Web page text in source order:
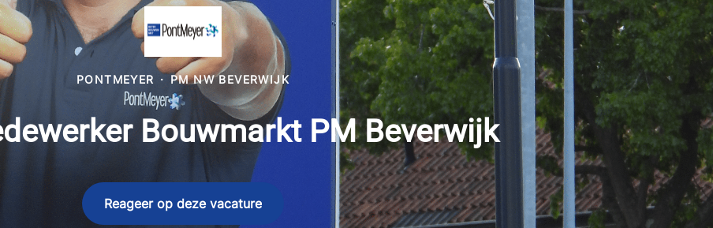
PONTMEYER · PM NW BEVERWIJK
Bouwmarkt PM Beverwijk
Reageer op deze vacature